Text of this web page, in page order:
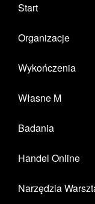
Start
Organizacje
Wykończenia
Własne M
Badania
Handel Online
Narzędzia